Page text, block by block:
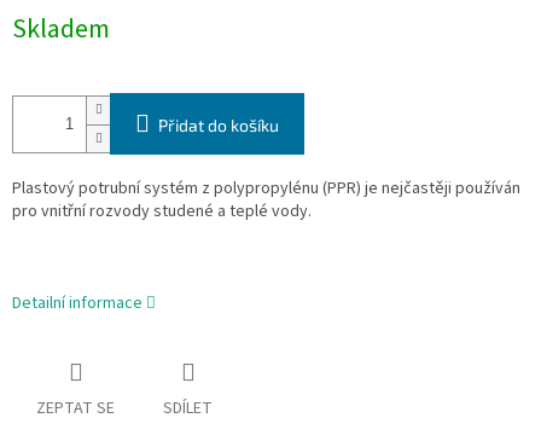
cena:
Skladem
Přidat do košíku
Plastový potrubní systém z polypropylénu (PPR) je nejčastěji používán
pro vnitřní rozvody studené a teplé vody.
Detailní informace
ZEPTAT SE SDÍLET